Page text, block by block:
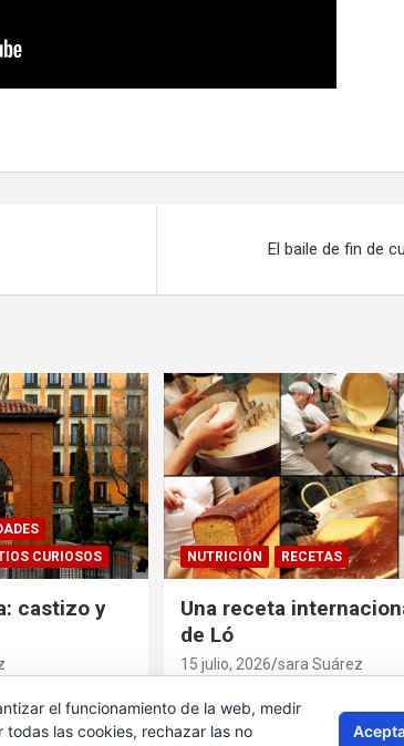
El baile de fin de
CURIOSOS
castizo y
NUTRICIÓN RECETAS
Una receta
de Ló
15 julio, 2026 sara Suárez
el funcionamiento de la web, medir
las cookies, rechazar las no